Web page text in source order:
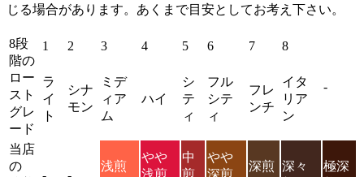
じる場合があります。あくまで目安としてお考え下さい。
8段
階の
ロー
スト
グレ
ード
1 2 3 4 5 6 7 8
-
ラ
イ
ト
シナ
モン
ミデ
ィア
ム
ハイ
シ
テ
ィ
フル
シテ
ィ
フレ
ンチ
イタ
リア
ン
当店
の
浅煎
やや
浅煎
中
煎
やや
深煎
深煎 深々
極深